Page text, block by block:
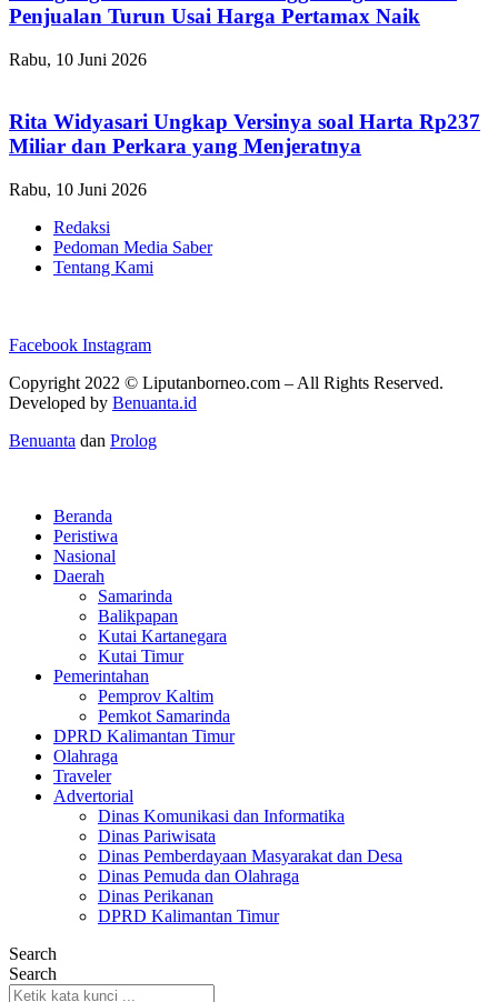
Penjualan Turun Usai Harga Pertamax Naik
Rabu, 10 Juni 2026
Rita Widyasari Ungkap Versinya soal Harta Rp237
Miliar dan Perkara yang Menjeratnya
Rabu, 10 Juni 2026
Redaksi
Pedoman Media Saber
Tentang Kami
Facebook Instagram
Copyright 2022 © Liputanborneo.com – All Rights Reserved.
Developed by Benuanta.id
Benuanta dan Prolog
Beranda
Peristiwa
Nasional
Daerah
Samarinda
Balikpapan
Kutai Kartanegara
Kutai Timur
Pemerintahan
Pemprov Kaltim
Pemkot Samarinda
DPRD Kalimantan Timur
Olahraga
Traveler
Advertorial
Dinas Komunikasi dan Informatika
Dinas Pariwisata
Dinas Pemberdayaan Masyarakat dan Desa
Dinas Pemuda dan Olahraga
Dinas Perikanan
DPRD Kalimantan Timur
Search
Search